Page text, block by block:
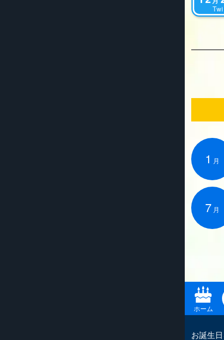
1 月
7 月
ホーム
お誕生